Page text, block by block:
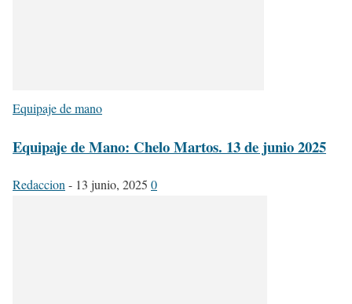
Equipaje de mano
Equipaje de Mano: Chelo Martos. 13 de junio 2025
Redaccion- 13 junio, 2025 0